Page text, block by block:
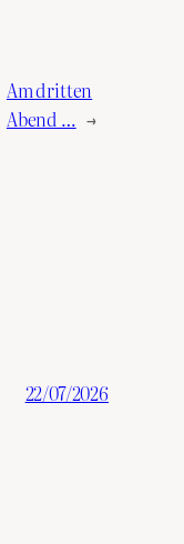
Am dritten
Abend … →
22/07/2026